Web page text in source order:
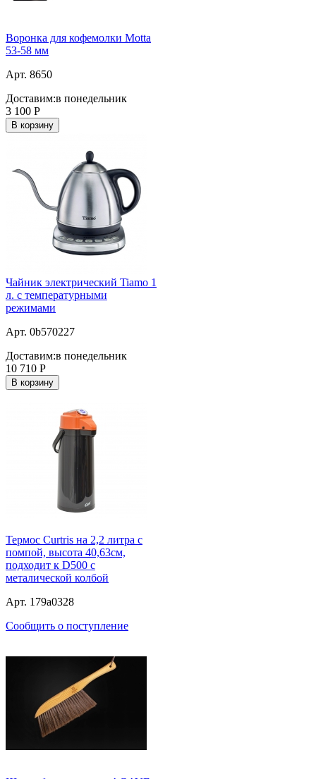
Воронка для кофемолки Motta
53-58 мм
Арт. 8650
Доставим:в понедельник
3 100 Р
В корзину
Чайник электрический Tiamo 1
л. c температурными
режимами
Арт. 0b570227
Доставим:в понедельник
10 710 Р
В корзину
Термос Curtris на 2,2 литра с
помпой, высота 40,63см,
подходит к D500 с
металической колбой
Арт. 179a0328
Сообщить о поступление